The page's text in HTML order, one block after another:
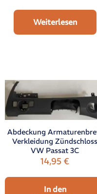
Weiterlesen
Abdeckung
Verkleidung Zündschloss
VW Passat 3C
14,95€
In den